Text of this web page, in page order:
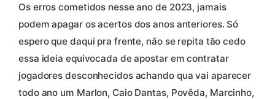
Os erros cometidos nesse ano de 2023, jamais
podem apagar os acertos dos anos anteriores. Só
espero que daqui pra frente, não se repita tão cedo
essa ideia equivocada de apostar em contratar
jogadores desconhecidos achando qua vai aparecer
todo ano um Marlon, Caio Dantas, Povêda, Marcinho,